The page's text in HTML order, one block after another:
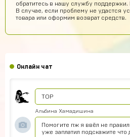
обратитесь в нашу службу
В случае, если проблему не удастся
товара или оформим возврат средств.
Онлайн чат
Топчик. Акк пришел теперь
не на дешманском лол
привет ЕСЛИ МЫ ВИДЕТЕ
TOP
Альбина Хамадишина
Помогите пж я ввёл не
уже заплатил подскажите что